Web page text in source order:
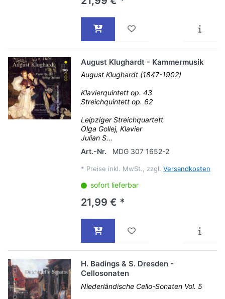
August Klughardt - Kammermusik
August Klughardt (1847-1902)
Klavierquintett op. 43
Streichquintett op. 62
Leipziger Streichquartett
Olga Gollej, Klavier
Julian S...
Art.-Nr.
MDG 307 1652-2
* Preise inkl. MwSt., zzgl. Versandkosten
sofort lieferbar
21,99 € *
H. Badings & S. Dresden -
Cellosonaten
Niederländische Cello-Sonaten Vol. 5